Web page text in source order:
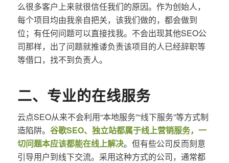
么很多客户上来就很信任我们的原因。作为创始人，
每个项目均由我亲自把关，该我们做的，都会做到
位；有任何问题可以直接找我。不会出现其他SEO公
司那样，出了问题就推诿负责该项目的人已经辞职等
等借口，找不到负责人。
二、专业的在线服务
云点SEO从来不会利用“本地服务”“线下服务”等方式制
造陷阱。 谷歌SEO、独立站都属于线上营销服务，一
切问题本应该都能在线上解决。但有些公司反而刻意
引导用户到线下交流。采用这种方式的公司，通常都